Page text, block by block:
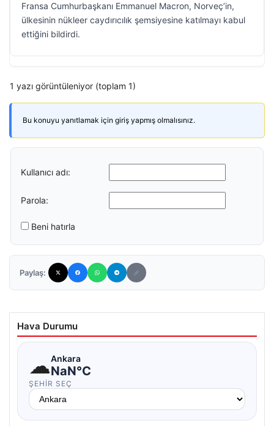
Fransa Cumhurbaşkanı Emmanuel Macron, Norveç’in,
ülkesinin nükleer caydırıcılık şemsiyesine katılmayı kabul
ettiğini bildirdi.
1 yazı görüntüleniyor (toplam 1)
Bu konuyu yanıtlamak için giriş yapmış olmalısınız.
Kullanıcı adı:
Parola:
Beni hatırla
Paylaş:
Hava Durumu
☁Ankara
NaN°C
ŞEHIR SEÇ